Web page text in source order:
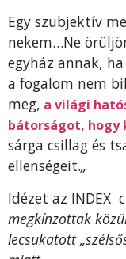
Egy szubjektív
nekem…Ne
egyház annak,
a fogalom nem
meg, a világi
bátorságot, hogy
sárga csillag és
ellenségeit.„
Idézet az INDEX
megkínzottak
lecsukatott